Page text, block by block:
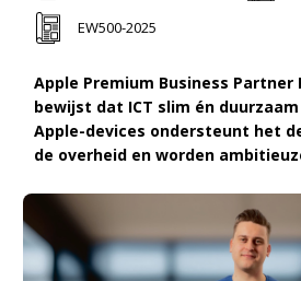
EW500-2025
Apple Premium Business Partner
bewijst dat ICT slim én
Apple-devices ondersteunt het
de overheid en worden